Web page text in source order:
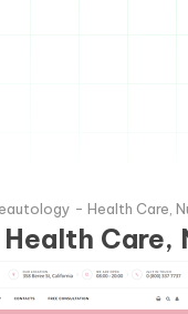
- Health Care,
Care,